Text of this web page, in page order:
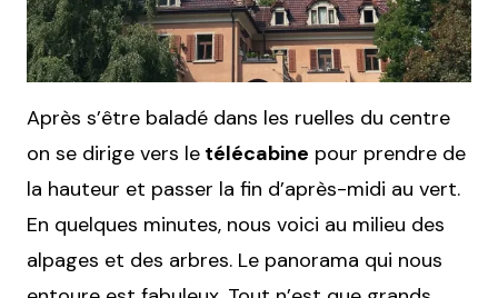
Après s’être baladé dans les ruelles du centre
on se dirige vers le télécabine pour prendre de
la hauteur et passer la fin d’après-midi au vert.
En quelques minutes, nous voici au milieu des
alpages et des arbres. Le panorama qui nous